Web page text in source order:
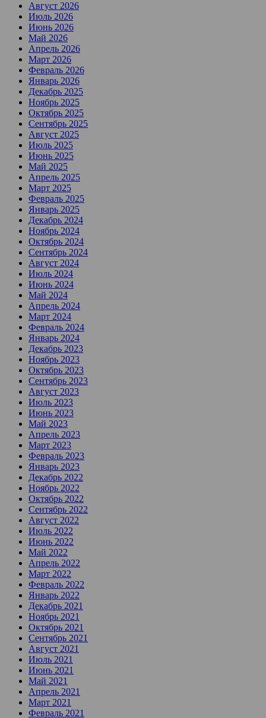
Август 2026
Июль 2026
Июнь 2026
Май 2026
Апрель 2026
Март 2026
Февраль 2026
Январь 2026
Декабрь 2025
Ноябрь 2025
Октябрь 2025
Сентябрь 2025
Август 2025
Июль 2025
Июнь 2025
Май 2025
Апрель 2025
Март 2025
Февраль 2025
Январь 2025
Декабрь 2024
Ноябрь 2024
Октябрь 2024
Сентябрь 2024
Август 2024
Июль 2024
Июнь 2024
Май 2024
Апрель 2024
Март 2024
Февраль 2024
Январь 2024
Декабрь 2023
Ноябрь 2023
Октябрь 2023
Сентябрь 2023
Август 2023
Июль 2023
Июнь 2023
Май 2023
Апрель 2023
Март 2023
Февраль 2023
Январь 2023
Декабрь 2022
Ноябрь 2022
Октябрь 2022
Сентябрь 2022
Август 2022
Июль 2022
Июнь 2022
Май 2022
Апрель 2022
Март 2022
Февраль 2022
Январь 2022
Декабрь 2021
Ноябрь 2021
Октябрь 2021
Сентябрь 2021
Август 2021
Июль 2021
Июнь 2021
Май 2021
Апрель 2021
Март 2021
Февраль 2021